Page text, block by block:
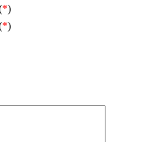
*)
*)